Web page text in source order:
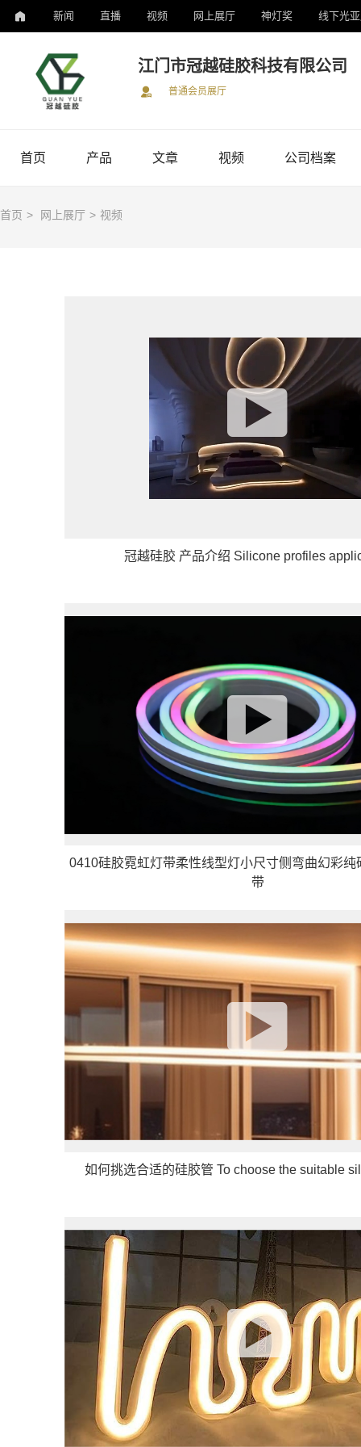
新闻 直播 视频 网上展厅 神灯奖 线下光
江门市冠越硅胶科技有限公司
普通会员展厅
首页 产品 文章 视频 公司档案
首页 > 网上展厅 > 视频
冠越硅胶 产品介绍 Silicone profiles
0410硅胶霓虹灯带柔性线型灯小尺寸侧弯曲幻彩纯
带
如何挑选合适的硅胶管 To choose the suitable